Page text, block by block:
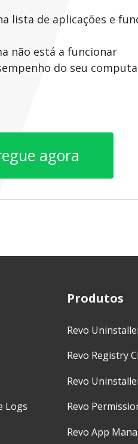
lista de aplicações e
não está a funcionar
do seu
agora
Logs
Produtos
Revo
Revo Registry
Revo
Revo
Revo App